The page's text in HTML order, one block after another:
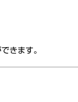
きます。